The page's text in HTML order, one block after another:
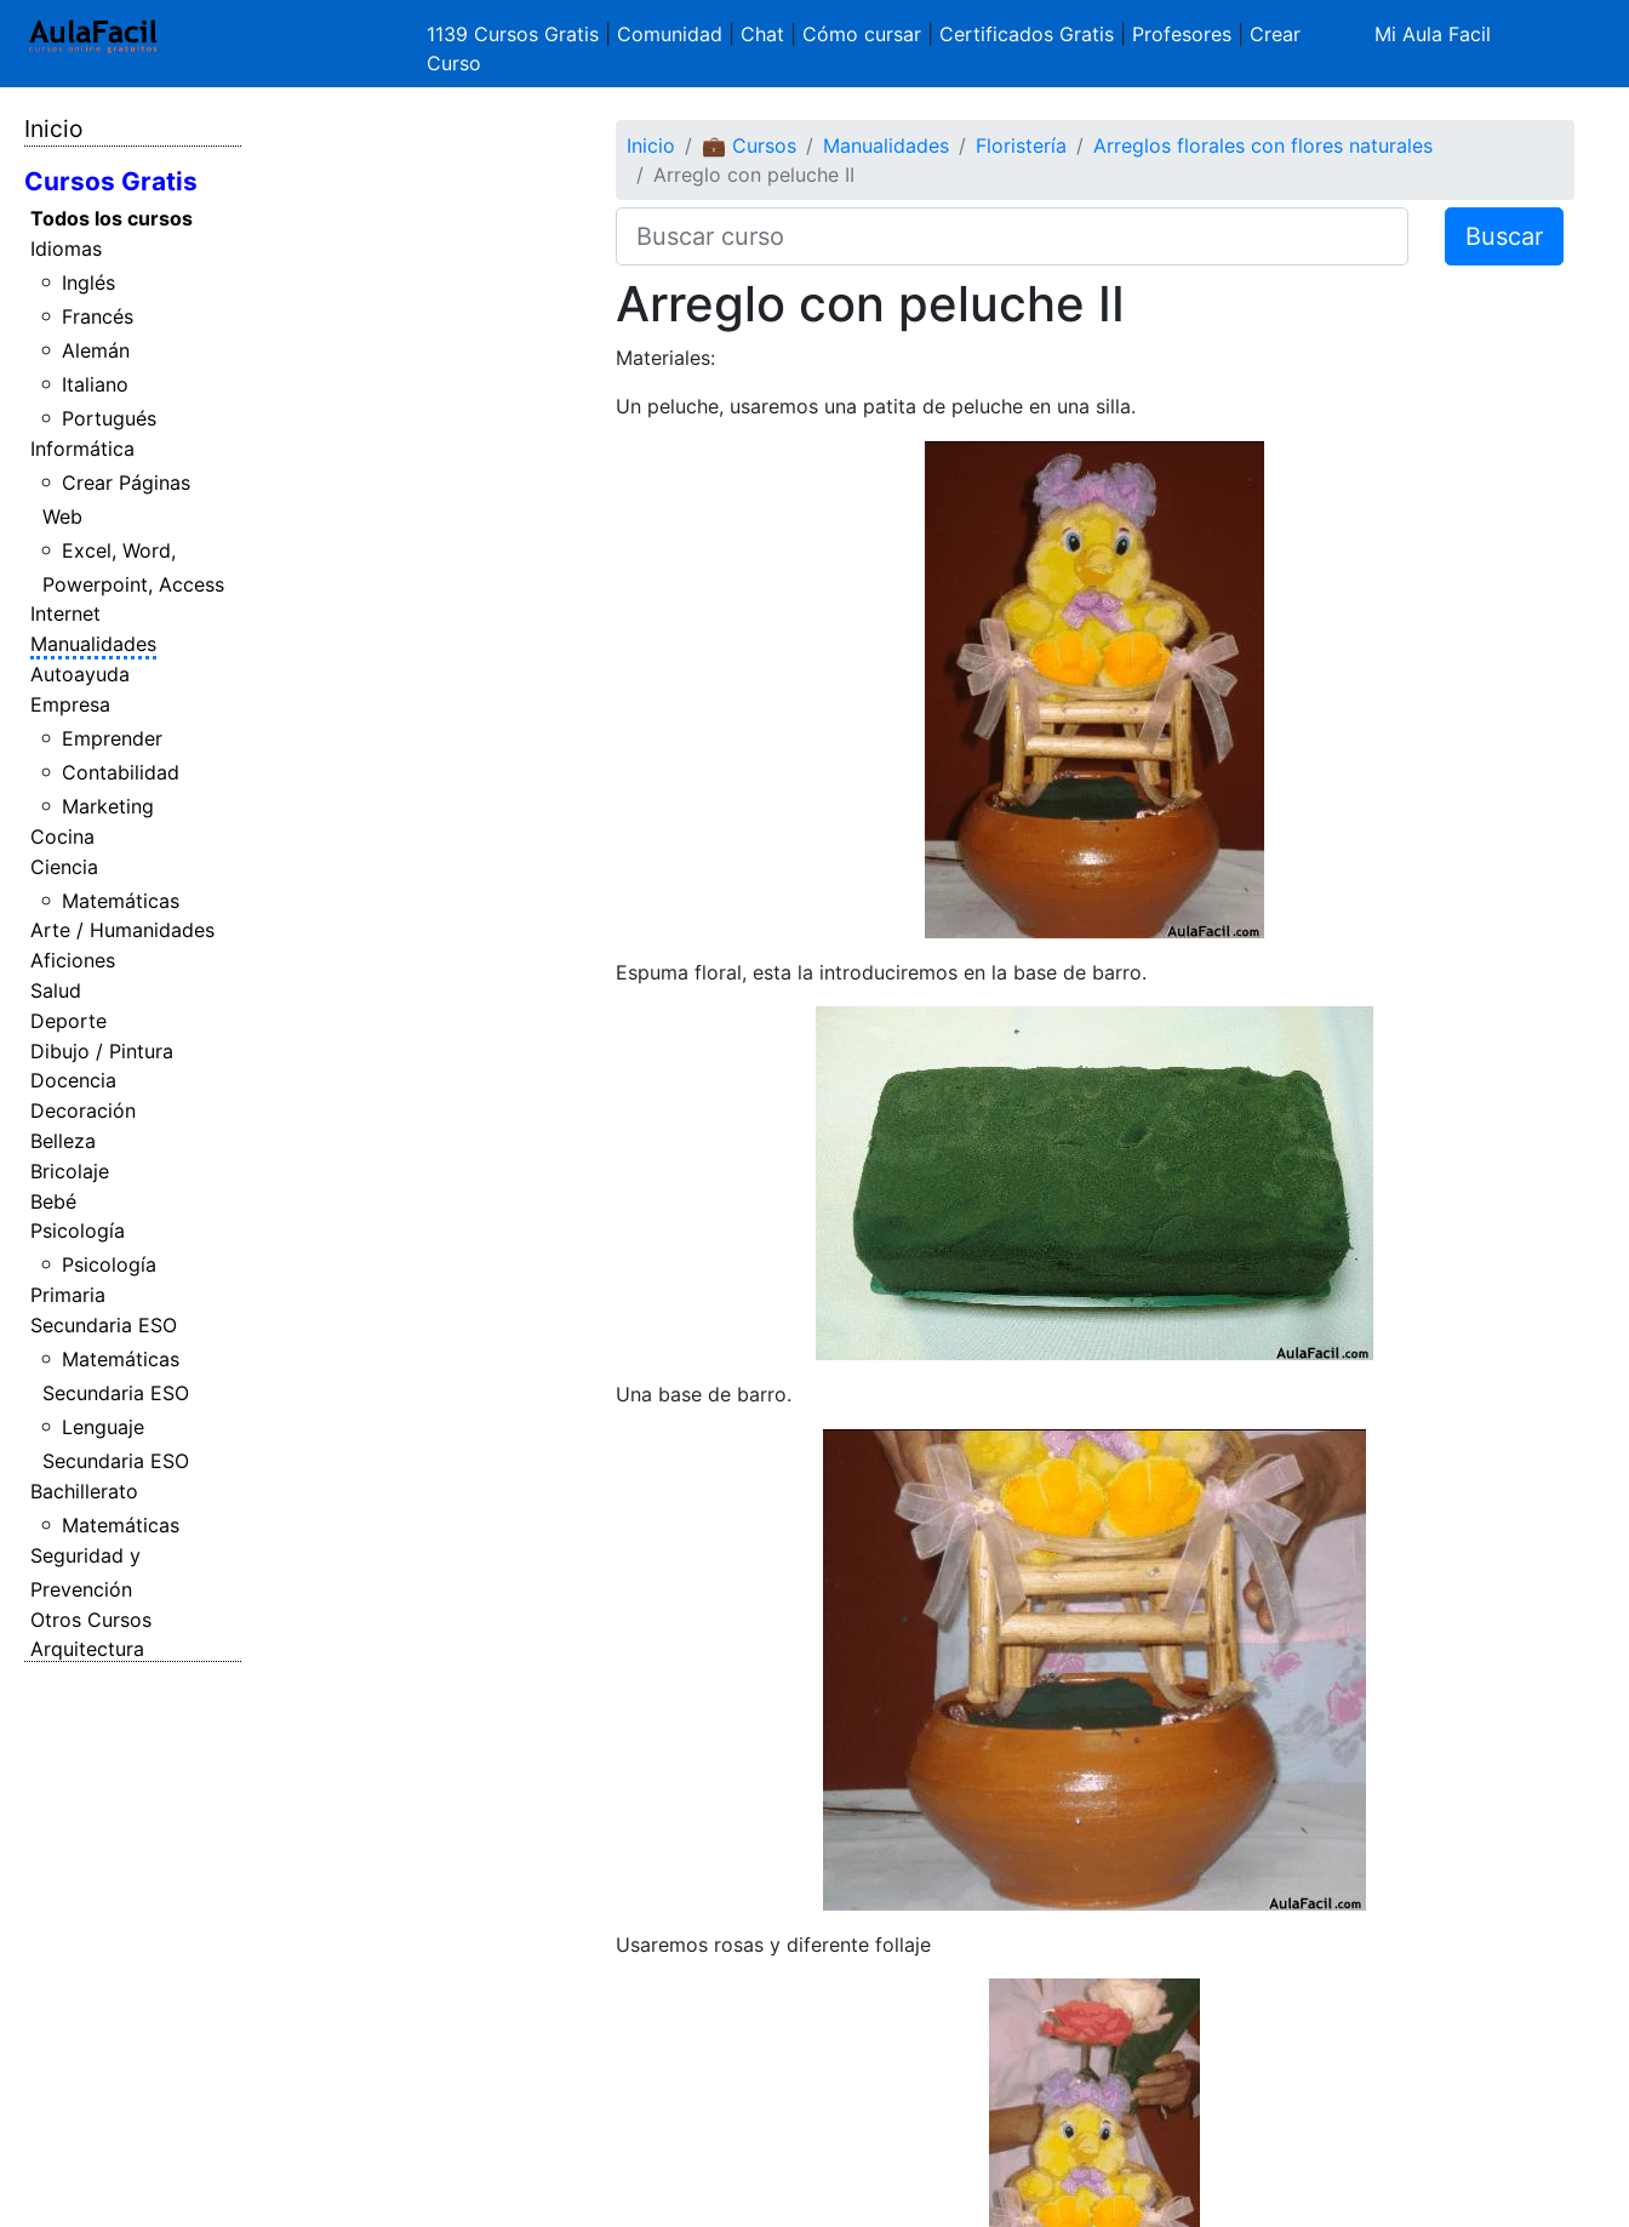
1139 Cursos Gratis Comunidad Chat Cómo cursar| Certificados Gratis| Profesores| Crear
Curso
Mi Aula Facil
Inicio
Cursos Gratis
Todos los cursos
Idiomas
Inglés
Francés
Alemán
Italiano
Portugués
Informática
Crear Páginas
Web
Excel, Word,
Powerpoint, Access
Internet
Manualidades
Autoayuda
Empresa
Emprender
Contabilidad
Marketing
Cocina
Ciencia
Matemáticas
Arte / Humanidades
Aficiones
Salud
Deporte
Dibujo / Pintura
Docencia
Decoración
Belleza
Bricolaje
Bebé
Psicología
Psicología
Primaria
Secundaria ESO
Matemáticas
Secundaria ESO
Lenguaje
Secundaria ESO
Bachillerato
Matemáticas
Seguridad y
Prevención
Otros Cursos
Arquitectura
Inicio 💼 Cursos Manualidades Floristería
Arreglos florales con flores naturales
Arreglo con peluche II
Buscar
Arreglo con peluche II
Materiales:
Un peluche, usaremos una patita de peluche en una silla.
Espuma floral, esta la introduciremos en la base de barro.
Una base de barro.
Usaremos rosas y diferente follaje